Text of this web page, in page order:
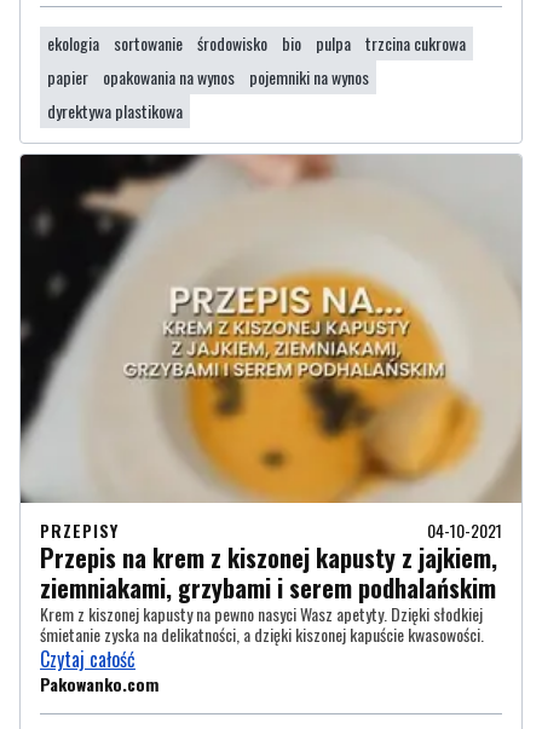
ekologia sortowanie środowisko bio pulpa trzcina cukrowa
papier
opakowania na wynos
pojemniki na wynos
dyrektywa plastikowa
PRZEPISY 04-10-2021
Przepis na krem z kiszonej kapusty z jajkiem,
ziemniakami, grzybami i serem podhalańskim
Krem z kiszonej kapusty na pewno nasyci Wasz apetyty. Dzięki słodkiej
śmietanie zyska na delikatności, a dzięki kiszonej kapuście kwasowości.
Czytaj całość
Pakowanko.com